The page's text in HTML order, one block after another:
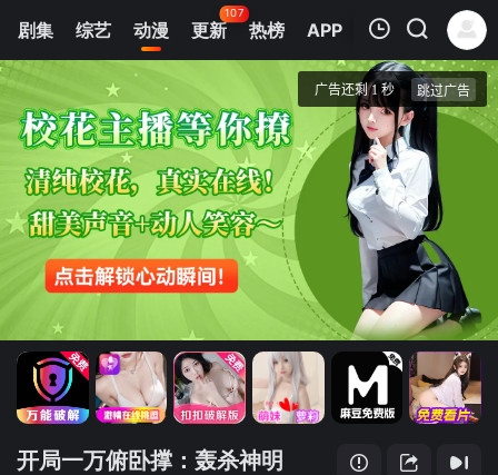
剧集 综艺 动漫 更新
107
热榜 APP
我的观影记录
第1集
开局一万俯卧撑：轰杀神明 动态漫画
清空
开局一万俯卧撑：轰杀神明